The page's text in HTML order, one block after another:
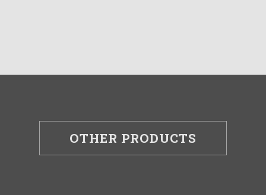
OTHER PRODUCTS